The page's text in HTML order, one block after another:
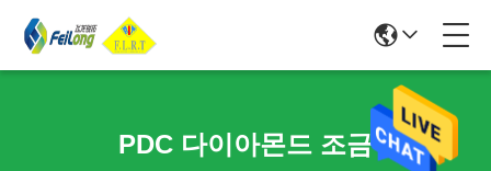
PDC 다이아몬드 조금